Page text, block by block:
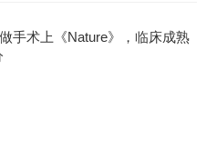
手术上《Nature》，临床成熟